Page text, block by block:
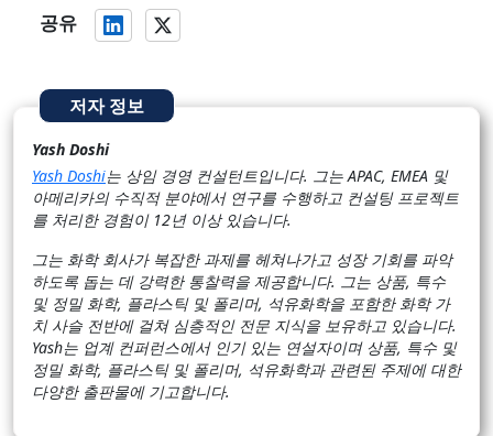
공유
저자 정보
Yash Doshi
Yash Doshi는 상임 경영 컨설턴트입니다. 그는 APAC, EMEA 및
아메리카의 수직적 분야에서 연구를 수행하고 컨설팅 프로젝트
를 처리한 경험이 12년 이상 있습니다.
그는 화학 회사가 복잡한 과제를 헤쳐나가고 성장 기회를 파악
하도록 돕는 데 강력한 통찰력을 제공합니다. 그는 상품, 특수
및 정밀 화학, 플라스틱 및 폴리머, 석유화학을 포함한 화학 가
치 사슬 전반에 걸쳐 심층적인 전문 지식을 보유하고 있습니다.
Yash는 업계 컨퍼런스에서 인기 있는 연설자이며 상품, 특수 및
정밀 화학, 플라스틱 및 폴리머, 석유화학과 관련된 주제에 대한
다양한 출판물에 기고합니다.